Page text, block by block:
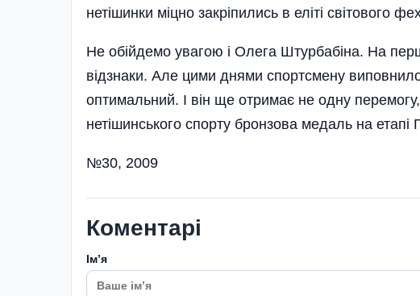
нетішинки міцно закріпились в еліті світового
Не обійдемо увагою і Олега Штурбабіна. На
відзнаки. Але цими днями спортсмену
оптимальний. І він ще отримає не одну
нетішинського спорту бронзова медаль на етапі
№30, 2009
Коментарі
Імʼя